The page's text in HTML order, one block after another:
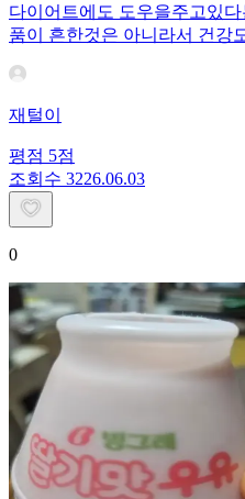
다이어트에도 도우을주고있
품이 흔한것은 아니라서 건강
재털이
평점 5점
조회수 3226.06.03
0